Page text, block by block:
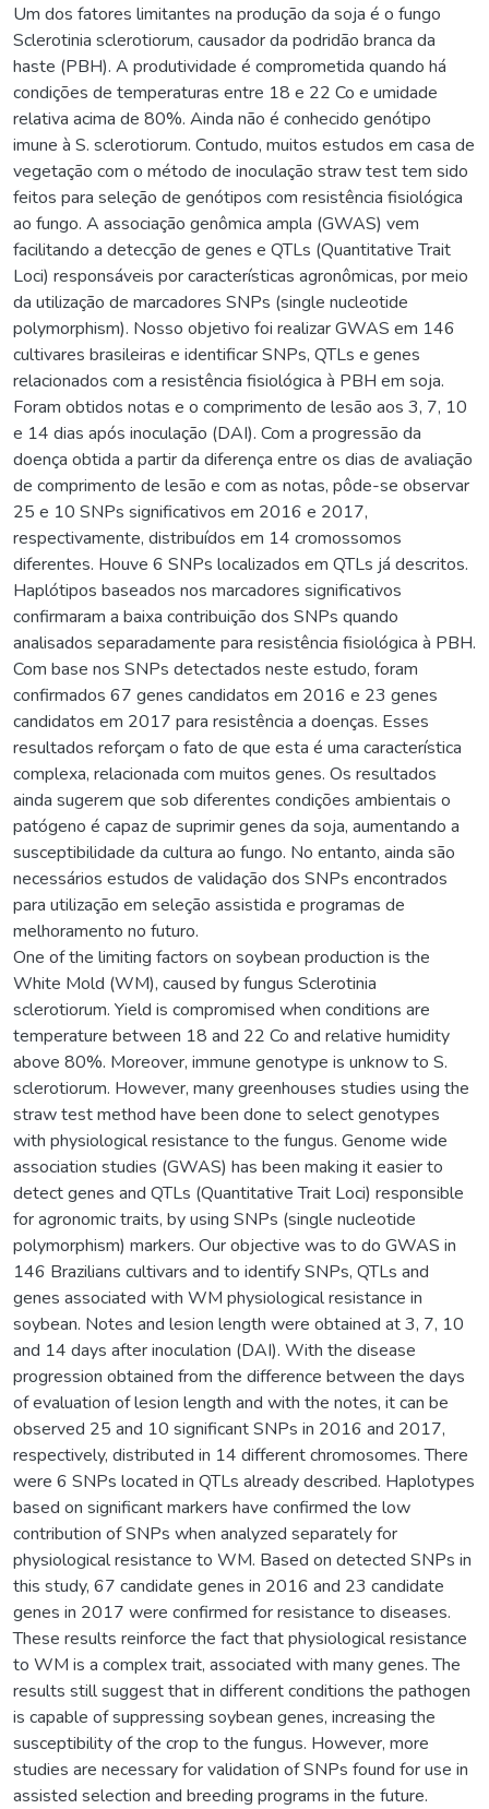
Um dos fatores limitantes na produção da soja é o fungo
Sclerotinia sclerotiorum, causador da podridão branca da
haste (PBH). A produtividade é comprometida quando há
condições de temperaturas entre 18 e 22 Co e umidade
relativa acima de 80%. Ainda não é conhecido genótipo
imune à S. sclerotiorum. Contudo, muitos estudos em casa de
vegetação com o método de inoculação straw test tem sido
feitos para seleção de genótipos com resistência fisiológica
ao fungo. A associação genômica ampla (GWAS) vem
facilitando a detecção de genes e QTLs (Quantitative Trait
Loci) responsáveis por características agronômicas, por meio
da utilização de marcadores SNPs (single nucleotide
polymorphism). Nosso objetivo foi realizar GWAS em 146
cultivares brasileiras e identificar SNPs, QTLs e genes
relacionados com a resistência fisiológica à PBH em soja.
Foram obtidos notas e o comprimento de lesão aos 3, 7, 10
e 14 dias após inoculação (DAI). Com a progressão da
doença obtida a partir da diferença entre os dias de avaliação
de comprimento de lesão e com as notas, pôde-se observar
25 e 10 SNPs significativos em 2016 e 2017,
respectivamente, distribuídos em 14 cromossomos
diferentes. Houve 6 SNPs localizados em QTLs já descritos.
Haplótipos baseados nos marcadores significativos
confirmaram a baixa contribuição dos SNPs quando
analisados separadamente para resistência fisiológica à PBH.
Com base nos SNPs detectados neste estudo, foram
confirmados 67 genes candidatos em 2016 e 23 genes
candidatos em 2017 para resistência a doenças. Esses
resultados reforçam o fato de que esta é uma característica
complexa, relacionada com muitos genes. Os resultados
ainda sugerem que sob diferentes condições ambientais o
patógeno é capaz de suprimir genes da soja, aumentando a
susceptibilidade da cultura ao fungo. No entanto, ainda são
necessários estudos de validação dos SNPs encontrados
para utilização em seleção assistida e programas de
melhoramento no futuro.
One of the limiting factors on soybean production is the
White Mold (WM), caused by fungus Sclerotinia
sclerotiorum. Yield is compromised when conditions are
temperature between 18 and 22 Co and relative humidity
above 80%. Moreover, immune genotype is unknow to S.
sclerotiorum. However, many greenhouses studies using the
straw test method have been done to select genotypes
with physiological resistance to the fungus. Genome wide
association studies (GWAS) has been making it easier to
detect genes and QTLs (Quantitative Trait Loci) responsible
for agronomic traits, by using SNPs (single nucleotide
polymorphism) markers. Our objective was to do GWAS in
146 Brazilians cultivars and to identify SNPs, QTLs and
genes associated with WM physiological resistance in
soybean. Notes and lesion length were obtained at 3, 7, 10
and 14 days after inoculation (DAI). With the disease
progression obtained from the difference between the days
of evaluation of lesion length and with the notes, it can be
observed 25 and 10 significant SNPs in 2016 and 2017,
respectively, distributed in 14 different chromosomes. There
were 6 SNPs located in QTLs already described. Haplotypes
based on significant markers have confirmed the low
contribution of SNPs when analyzed separately for
physiological resistance to WM. Based on detected SNPs in
this study, 67 candidate genes in 2016 and 23 candidate
genes in 2017 were confirmed for resistance to diseases.
These results reinforce the fact that physiological resistance
to WM is a complex trait, associated with many genes. The
results still suggest that in different conditions the pathogen
is capable of suppressing soybean genes, increasing the
susceptibility of the crop to the fungus. However, more
studies are necessary for validation of SNPs found for use in
assisted selection and breeding programs in the future.